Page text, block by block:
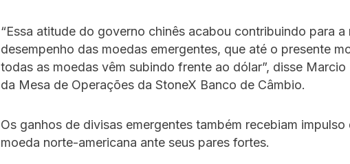
“Essa atitude do governo chinês acabou contribuindo para a
desempenho das moedas emergentes, que até o presente
todas as moedas vêm subindo frente ao dólar”, disse Marcio
da Mesa de Operações da StoneX Banco de Câmbio.
Os ganhos de divisas emergentes também recebiam impulso
moeda norte-americana ante seus pares fortes.